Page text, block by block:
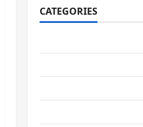
CATEGORIES